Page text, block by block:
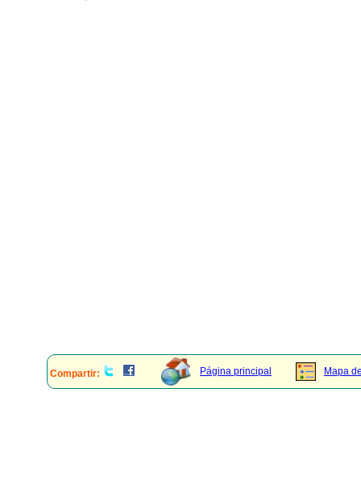
Compartir: Página principal Mapa